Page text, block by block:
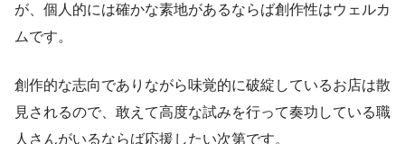
が、個人的には確かな素地があるならば創作性はウェルカ
ムです。
創作的な志向でありながら味覚的に破綻しているお店は散
見されるので、敢えて高度な試みを行って奏功している職
人さんがいるならば応援したい次第です。